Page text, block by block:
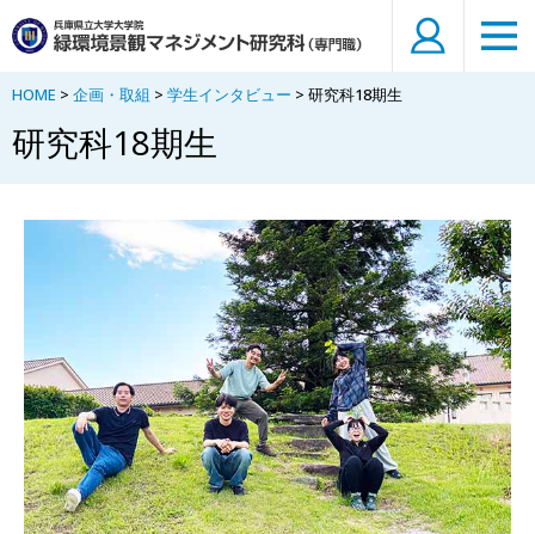
HOME > 企画・取組 > 学生インタビュー > 研究科18期生
研究科18期生